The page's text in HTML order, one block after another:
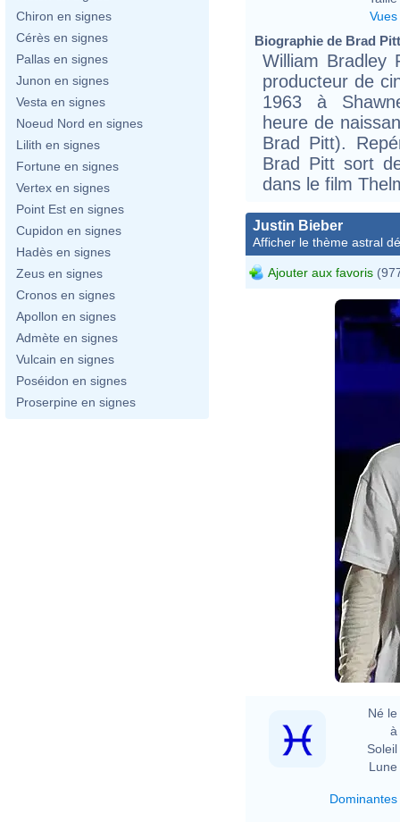
Chiron en signes
Cérès en signes
Pallas en signes
Junon en signes
Vesta en signes
Noeud Nord en signes
Lilith en signes
Fortune en signes
Vertex en signes
Point Est en signes
Cupidon en signes
Hadès en signes
Zeus en signes
Cronos en signes
Apollon en signes
Admète en signes
Vulcain en signes
Poséidon en signes
Proserpine en signes
Vues
Biographie de Brad
William
producteur de
1963 à
heure de
Brad Pitt).
Brad Pitt sort
dans le film
Justin Bieber
Afficher le thème astral
Ajouter aux favoris
Né le
à
Soleil
Lune
Dominantes